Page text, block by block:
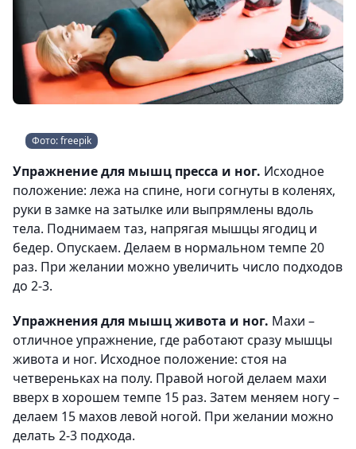
Фото: freepik
Упражнение для мышц пресса и ног. Исходное
положение: лежа на спине, ноги согнуты в коленях,
руки в замке на затылке или выпрямлены вдоль
тела. Поднимаем таз, напрягая мышцы ягодиц и
бедер. Опускаем. Делаем в нормальном темпе 20
раз. При желании можно увеличить число подходов
до 2-3.
Упражнения для мышц живота и ног. Махи –
отличное упражнение, где работают сразу мышцы
живота и ног. Исходное положение: стоя на
четвереньках на полу. Правой ногой делаем махи
вверх в хорошем темпе 15 раз. Затем меняем ногу –
делаем 15 махов левой ногой. При желании можно
делать 2-3 подхода.